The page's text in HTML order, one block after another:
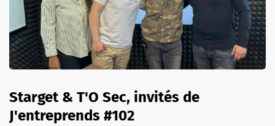
Starget & T'O Sec, invités de
J'entreprends #102